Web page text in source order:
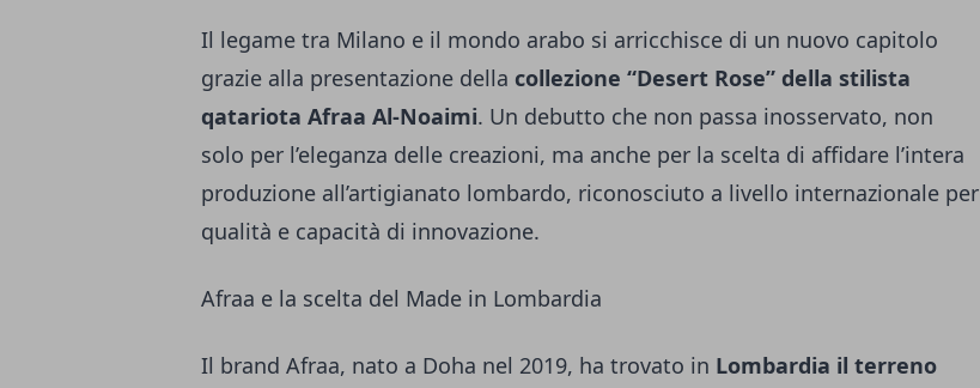
Il legame tra Milano e il mondo arabo si arricchisce di un nuovo capitolo
grazie alla presentazione della collezione “Desert Rose” della stilista
qatariota Afraa Al-Noaimi. Un debutto che non passa inosservato, non
solo per l’eleganza delle creazioni, ma anche per la scelta di affidare l’intera
produzione all’artigianato lombardo, riconosciuto a livello internazionale per
qualità e capacità di innovazione.
Afraa e la scelta del Made in Lombardia
Il brand Afraa, nato a Doha nel 2019, ha trovato in Lombardia il terreno